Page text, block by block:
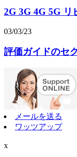
2G 3G 4G 5G リ
03/03/23
評価ガイドのセ
メールを送る
ワッツアップ
x